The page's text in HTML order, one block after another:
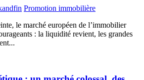
Promotion immobilière
le marché européen de l’immobilier
: la liquidité revient, les grandes